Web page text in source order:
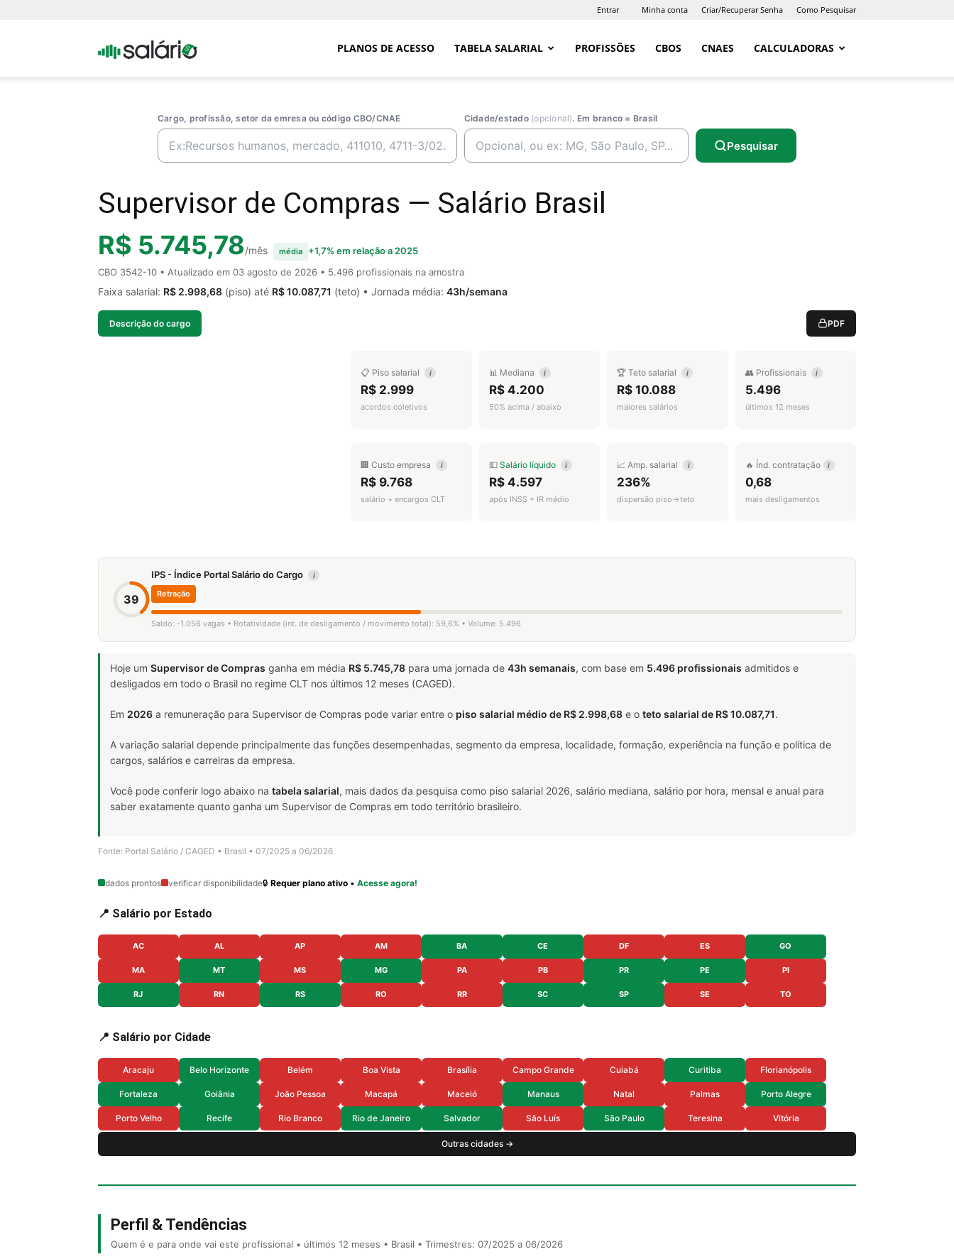
Entrar Minha conta Criar/Recuperar Senha Como Pesquisar
Portal PLANOS DE ACESSO TABELA SALARIAL PROFISSÕES CBOS CNAES CALCULADORAS
Cargo, profissão, setor da emresa ou código CBO/CNAE Cidade/estado (opcional). Em branco = Brasil
Pesquisar
Supervisor de Compras — Salário Brasil
R$ 5.745,78/mês média
+1,7% em relação a 2025
CBO 3542-10 • Atualizado em 03 agosto de 2026 • 5.496 profissionais na amostra
Faixa salarial: R$ 2.998,68 (piso) até R$ 10.087,71 (teto) • Jornada média: 43h/semana
Descrição do cargo PDF
📋 Piso salarial i
R$ 2.999
acordos coletivos
📊 Mediana i
R$ 4.200
50% acima / abaixo
🏆 Teto salarial i
R$ 10.088
maiores salários
👥 Profissionais i
5.496
últimos 12 meses
🏢 Custo empresa i
R$ 9.768
salário + encargos CLT
💵 Salário líquido i
R$ 4.597
após INSS + IR médio
📈 Amp. salarial i
236%
dispersão piso→teto
🔥 Índ. contratação i
0,68
mais desligamentos
39
IPS - Índice Portal Salário do Cargo i
Retração
Saldo: -1.056 vagas • Rotatividade (int. de desligamento / movimento total): 59,6% • Volume: 5.496
Hoje um Supervisor de Compras ganha em média R$ 5.745,78 para uma jornada de 43h semanais, com base em 5.496 profissionais admitidos e
desligados em todo o Brasil no regime CLT nos últimos 12 meses (CAGED).
Em 2026 a remuneração para Supervisor de Compras pode variar entre o piso salarial médio de R$ 2.998,68 e o teto salarial de R$ 10.087,71.
A variação salarial depende principalmente das funções desempenhadas, segmento da empresa, localidade, formação, experiência na função e política de
cargos, salários e carreiras da empresa.
Você pode conferir logo abaixo na tabela salarial, mais dados da pesquisa como piso salarial 2026, salário mediana, salário por hora, mensal e anual para
saber exatamente quanto ganha um Supervisor de Compras em todo território brasileiro.
Fonte: Portal Salário / CAGED • Brasil • 07/2025 a 06/2026
dados prontos verificar disponibilidade🔒 Requer plano ativo • Acesse agora!
📍 Salário por Estado
AC AL AP AM BA CE DF ES GO
MA MT MS MG PA PB PR PE PI
RJ RN RS RO RR SC SP SE TO
📍 Salário por Cidade
Aracaju Belo Horizonte Belém Boa Vista Brasília Campo Grande Cuiabá Curitiba Florianópolis
Fortaleza Goiânia João Pessoa Macapá Maceió Manaus Natal Palmas Porto Alegre
Porto Velho Recife Rio Branco Rio de Janeiro Salvador São Luís São Paulo Teresina Vitória
Outras cidades →
Perfil & Tendências
Quem é e para onde vai este profissional • últimos 12 meses • Brasil • Trimestres: 07/2025 a 06/2026